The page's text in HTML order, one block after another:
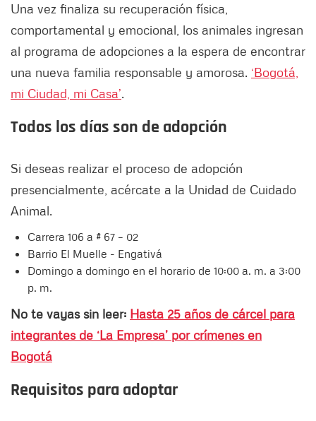
Una vez finaliza su recuperación física,
comportamental y emocional, los animales ingresan
al programa de adopciones a la espera de encontrar
una nueva familia responsable y amorosa. ‘Bogotá,
mi Ciudad, mi Casa’.
Todos los días son de adopción
Si deseas realizar el proceso de adopción
presencialmente, acércate a la Unidad de Cuidado
Animal.
Carrera 106 a # 67 – 02
Barrio El Muelle - Engativá
Domingo a domingo en el horario de 10:00 a. m. a 3:00
p. m.
No te vayas sin leer: Hasta 25 años de cárcel para
integrantes de ‘La Empresa’ por crímenes en
Bogotá
Requisitos para adoptar